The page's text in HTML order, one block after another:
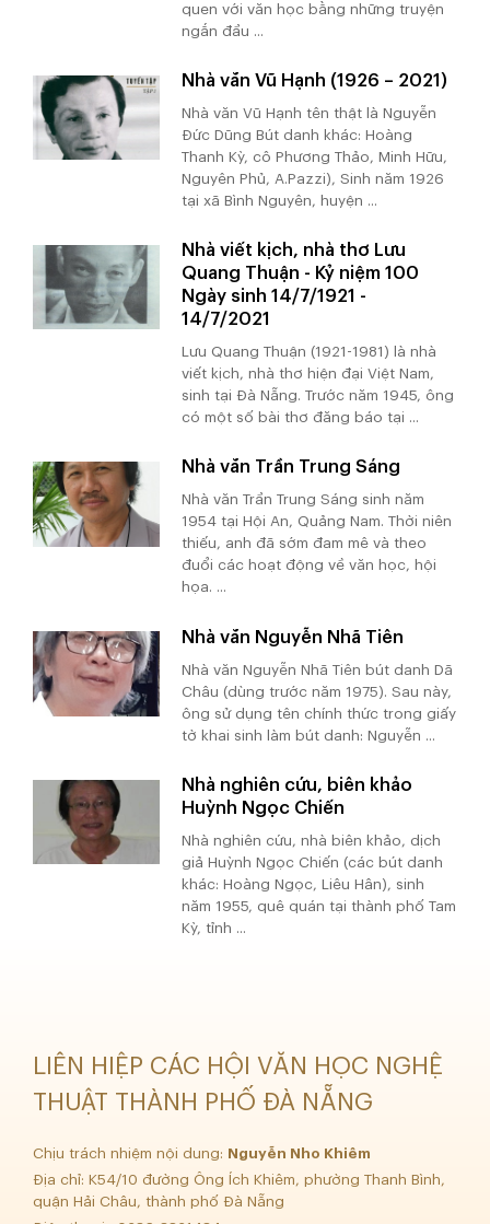
quen với văn học bằng những truyện
ngắn đầu ...
Nhà văn Vũ Hạnh (1926 – 2021)
Nhà văn Vũ Hạnh tên thật là Nguyễn
Đức Dũng Bút danh khác: Hoàng
Thanh Kỳ, cô Phương Thảo, Minh Hữu,
Nguyên Phủ, A.Pazzi), Sinh năm 1926
tại xã Bình Nguyên, huyện ...
Nhà viết kịch, nhà thơ Lưu
Quang Thuận - Kỷ niệm 100
Ngày sinh 14/7/1921 -
14/7/2021
Lưu Quang Thuận (1921-1981) là nhà
viết kịch, nhà thơ hiện đại Việt Nam,
sinh tại Đà Nẵng. Trước năm 1945, ông
có một số bài thơ đăng báo tại ...
Nhà văn Trần Trung Sáng
Nhà văn Trần Trung Sáng sinh năm
1954 tại Hội An, Quảng Nam. Thời niên
thiếu, anh đã sớm đam mê và theo
đuổi các hoạt động về văn học, hội
họa. ...
Nhà văn Nguyễn Nhã Tiên
Nhà văn Nguyễn Nhã Tiên bút danh Dã
Châu (dùng trước năm 1975). Sau này,
ông sử dụng tên chính thức trong giấy
tờ khai sinh làm bút danh: Nguyễn ...
Nhà nghiên cứu, biên khảo
Huỳnh Ngọc Chiến
Nhà nghiên cứu, nhà biên khảo, dịch
giả Huỳnh Ngọc Chiến (các bút danh
khác: Hoàng Ngọc, Liêu Hân), sinh
năm 1955, quê quán tại thành phố Tam
Kỳ, tỉnh ...
LIÊN HIỆP CÁC HỘI VĂN HỌC NGHỆ
THUẬT THÀNH PHỐ ĐÀ NẴNG
Chịu trách nhiệm nội dung: Nguyễn Nho Khiêm
Địa chỉ: K54/10 đường Ông Ích Khiêm, phường Thanh Bình,
quận Hải Châu, thành phố Đà Nẵng